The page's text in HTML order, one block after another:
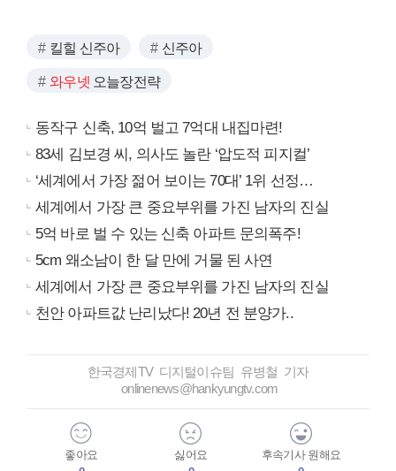
킬힐 신주아 신주아
와우넷 오늘장전략
동작구 신축, 10억 벌고 7억대 내집마련!
83세 김보경 씨, 의사도 놀란 ‘압도적 피지컬’
‘세계에서 가장 젊어 보이는 70대’ 1위 선정…
세계에서 가장 큰 중요부위를 가진 남자의 진실
5억 바로 벌 수 있는 신축 아파트 문의폭주!
5cm 왜소남이 한 달 만에 거물 된 사연
세계에서 가장 큰 중요부위를 가진 남자의 진실
천안 아파트값 난리났다! 20년 전 분양가..
한국경제TV 디지털이슈팀 유병철 기자
onlinenews@hankyungtv.com
좋아요
싫어요
후속기사 원해요